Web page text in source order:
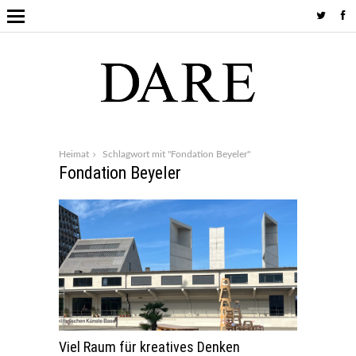
Heimat Schlagwort mit "Fondation Beyeler"
Fondation Beyeler
Viel Raum für kreatives Denken